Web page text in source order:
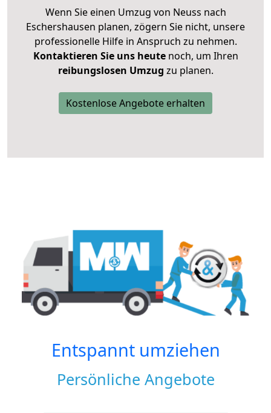
Wenn Sie einen Umzug von Neuss nach
Eschershausen planen, zögern Sie nicht, unsere
professionelle Hilfe in Anspruch zu nehmen.
Kontaktieren Sie uns heutenoch, um Ihren
reibungslosen Umzug zu planen.
Kostenlose Angebote erhalten
Entspannt umziehen
Persönliche Angebote